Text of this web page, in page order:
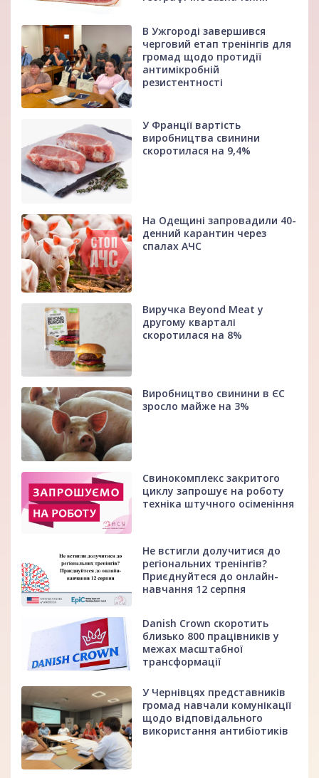
В Ужгороді завершився
черговий етап тренінгів для
громад щодо протидії
антимікробній
резистентності
У Франції вартість
виробництва свинини
скоротилася на 9,4%
На Одещині запровадили 40-
денний карантин через
спалах АЧС
Виручка Beyond Meat у
другому кварталі
скоротилася на 8%
Виробництво свинини в ЄС
зросло майже на 3%
Свинокомплекс закритого
циклу запрошує на роботу
техніка штучного осіменіння
Не встигли долучитися до
регіональних тренінгів?
Приєднуйтеся до онлайн-
навчання 12 серпня
Danish Crown скоротить
близько 800 працівників у
межах масштабної
трансформації
У Чернівцях представників
громад навчали комунікації
щодо відповідального
використання антибіотиків